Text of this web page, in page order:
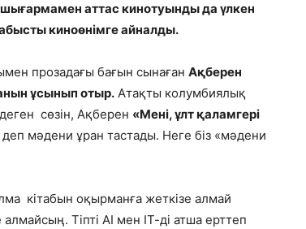
аттас кинотуынды да үлкен
киноөнімге айналды.
прозадағы бағын сынаған Ақберен
ұсынып отыр. Атақты колумбиялық
сөзін, Ақберен «Мені, ұлт қаламгері
деп мәдени ұран тастады. Неге біз «мәдени
кітабын оқырманға жеткізе алмай
Тіпті АІ мен ІТ-ді атша ерттеп